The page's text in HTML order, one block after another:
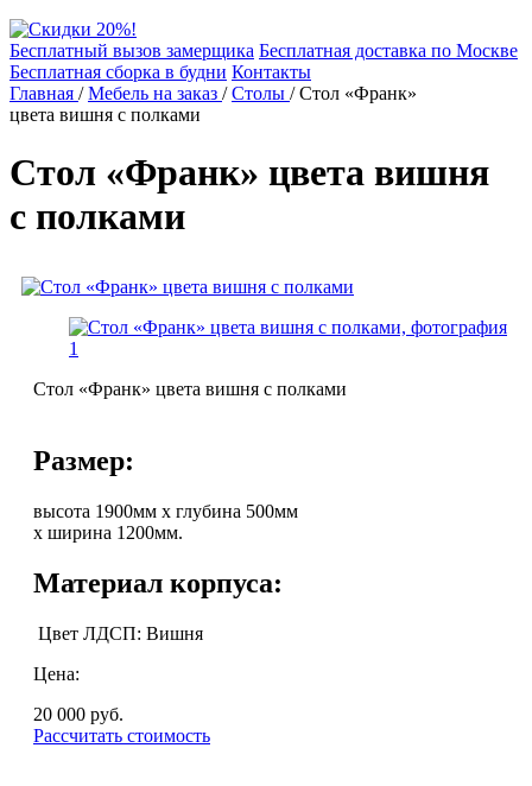
Бесплатный вызов замерщика Бесплатная доставка по Москве
Бесплатная сборка в будни Контакты
Главная /Мебель на заказ /Столы /Стол «Франк»
цвета вишня с полками
Стол «Франк» цвета вишня
с полками
Стол «Франк» цвета вишня с полками
Размер:
высота 1900мм х глубина 500мм
х ширина 1200мм.
Материал корпуса:
Цвет ЛДСП: Вишня
Цена:
20 000 руб.
Рассчитать стоимость